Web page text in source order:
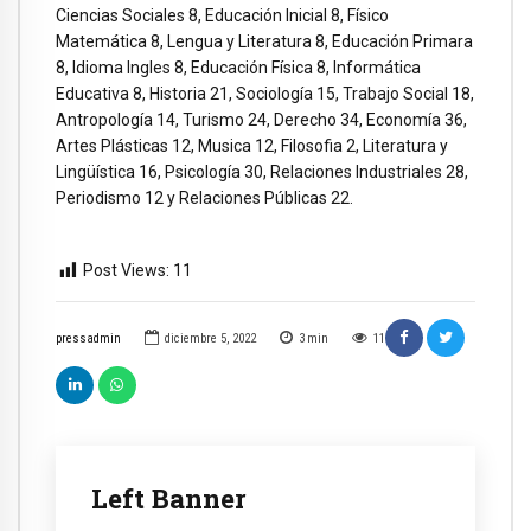
pressadmin diciembre 5, 2022 3 min 11
Left Banner
Ciencias Sociales 8, Educación Inicial 8, Físico
Matemática 8, Lengua y Literatura 8, Educación Primara
8, Idioma Ingles 8, Educación Física 8, Informática
Educativa 8, Historia 21, Sociología 15, Trabajo Social 18,
Antropología 14, Turismo 24, Derecho 34, Economía 36,
Artes Plásticas 12, Musica 12, Filosofia 2, Literatura y
Lingüística 16, Psicología 30, Relaciones Industriales 28,
Periodismo 12 y Relaciones Públicas 22.
Post Views: 11